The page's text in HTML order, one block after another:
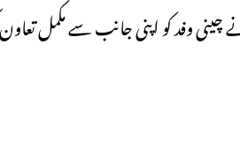
وفد کو اپنی جانب سے مکمل تعاون